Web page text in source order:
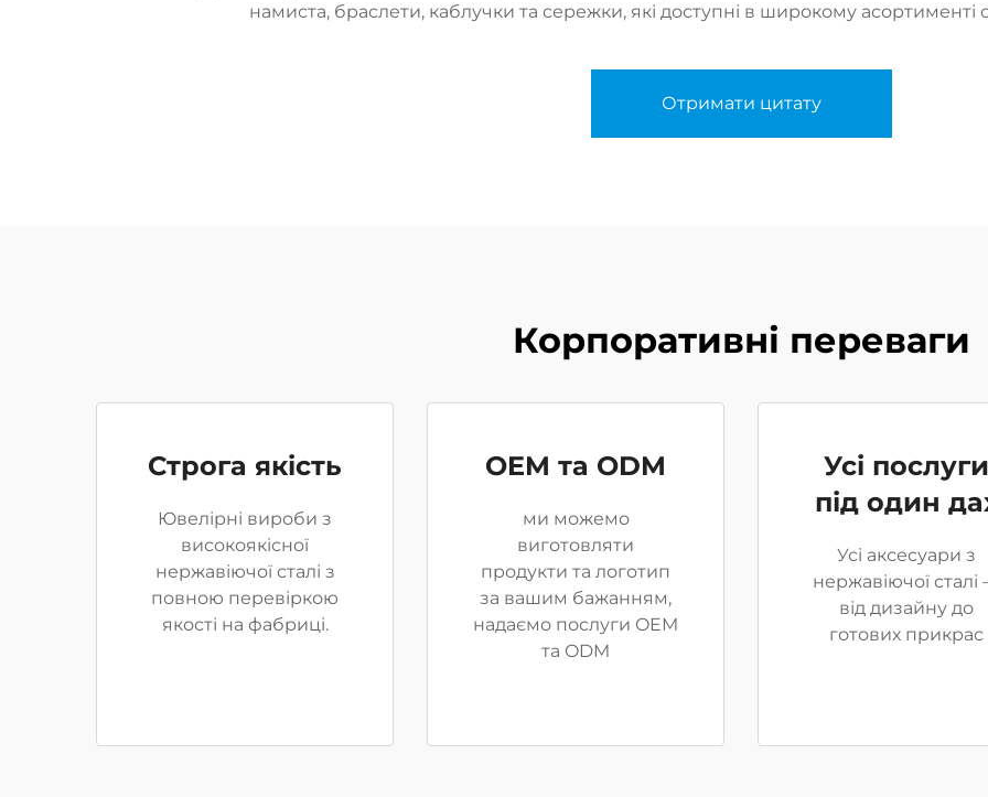
намиста, браслети, каблучки та сережки, які доступні в широкому асортименті
Отримати цитату
Корпоративні переваги
Строга якість
Ювелірні вироби з
високоякісної
нержавіючої сталі з
повною перевіркою
якості на фабриці.
OEM та ODM
ми можемо
виготовляти
продукти та логотип
за вашим бажанням,
надаємо послуги OEM
та ODM
Усі послуги
під один
Усі аксесуари з
нержавіючої
від дизайну до
готових прикрас